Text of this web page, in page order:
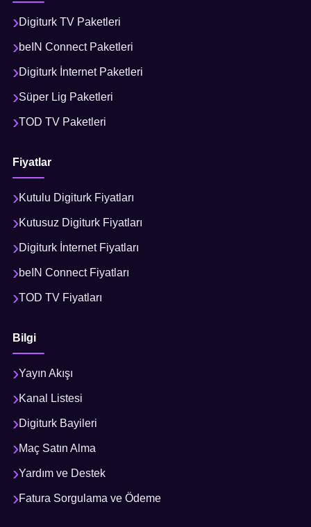
Digiturk TV Paketleri
beIN Connect Paketleri
Digiturk İnternet Paketleri
Süper Lig Paketleri
TOD TV Paketleri
Fiyatlar
Kutulu Digiturk Fiyatları
Kutusuz Digiturk Fiyatları
Digiturk İnternet Fiyatları
beIN Connect Fiyatları
TOD TV Fiyatları
Bilgi
Yayın Akışı
Kanal Listesi
Digiturk Bayileri
Maç Satın Alma
Yardım ve Destek
Fatura Sorgulama ve Ödeme